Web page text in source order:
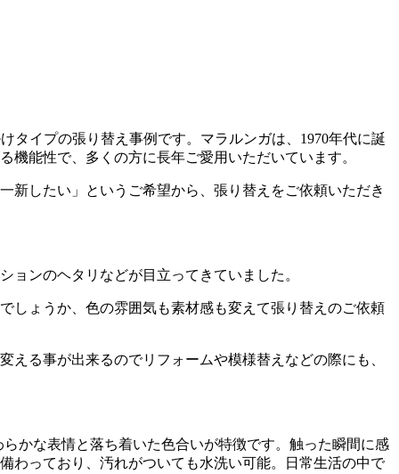
タイプの張り替え事例です。マラルンガは、 1970年代に誕
能性で、多くの方に長年ご愛用いただいています。
新したい」というご希望から、張り替えをご依頼いただき
ンのヘタリなどが目立ってきていました。
しょうか、色の雰囲気も素材感も変えて張り替えのご依頼
る事が出来るのでリフォームや模様替えなどの際にも、
かな表情と落ち着いた色合いが特徴です。触った瞬間に感
わっており、汚れがついても水洗い可能。日常生活の中で